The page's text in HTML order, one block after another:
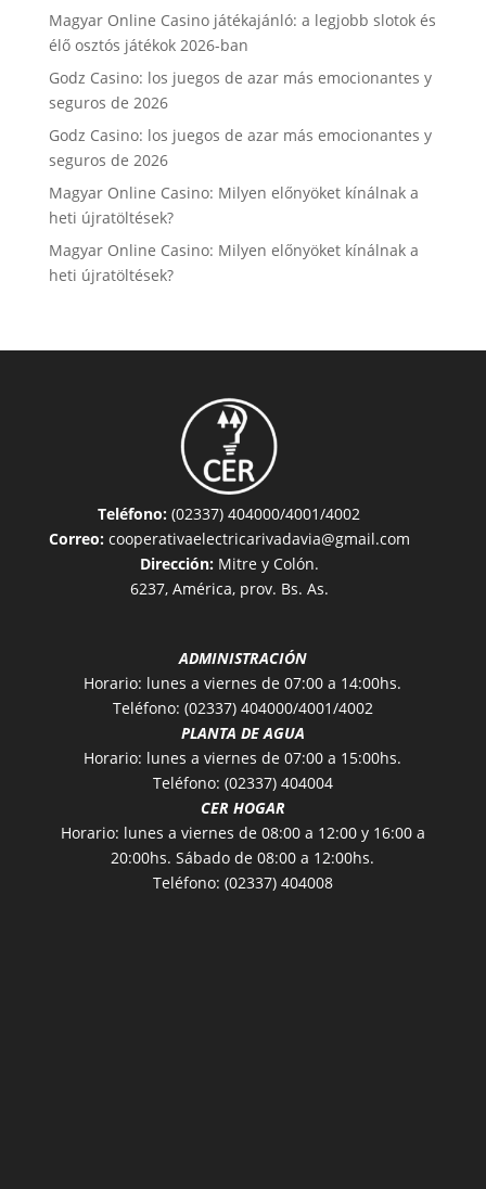
Magyar Online Casino játékajánló: a legjobb slotok és
élő osztós játékok 2026-ban
Godz Casino: los juegos de azar más emocionantes y
seguros de 2026
Godz Casino: los juegos de azar más emocionantes y
seguros de 2026
Magyar Online Casino: Milyen előnyöket kínálnak a
heti újratöltések?
Magyar Online Casino: Milyen előnyöket kínálnak a
heti újratöltések?
Teléfono: (02337) 404000/4001/4002
Correo:cooperativaelectricarivadavia@gmail.com
Dirección: Mitre y Colón.
6237, América, prov. Bs. As.
ADMINISTRACIÓN
Horario: lunes a viernes de 07:00 a 14:00hs.
Teléfono: (02337) 404000/4001/4002
PLANTA DE AGUA
Horario: lunes a viernes de 07:00 a 15:00hs.
Teléfono: (02337) 404004
CER HOGAR
Horario: lunes a viernes de 08:00 a 12:00 y 16:00 a
20:00hs. Sábado de 08:00 a 12:00hs.
Teléfono: (02337) 404008